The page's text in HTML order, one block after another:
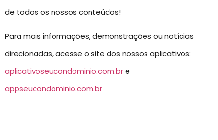
de todos os nossos conteúdos!
Para mais informações, demonstrações ou notícias
direcionadas, acesse o site dos nossos aplicativos:
aplicativoseucondominio.com.bre
appseucondominio.com.br